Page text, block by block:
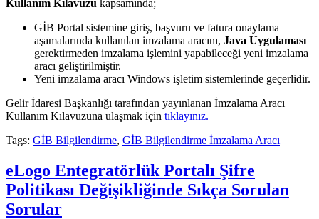
Kullanım Kılavuzu kapsamında;
GİB Portal sistemine giriş, başvuru ve fatura onaylama
aşamalarında kullanılan imzalama aracını, Java Uygulaması
gerektirmeden imzalama işlemini yapabileceği yeni imzalama
aracı geliştirilmiştir.
Yeni imzalama aracı Windows işletim sistemlerinde geçerlidir.
Gelir İdaresi Başkanlığı tarafından yayınlanan İmzalama Aracı
Kullanım Kılavuzuna ulaşmak için tıklayınız.
Tags: GİB Bilgilendirme, GİB Bilgilendirme İmzalama Aracı
eLogo Entegratörlük Portalı Şifre
Politikası Değişikliğinde Sıkça Sorulan
Sorular